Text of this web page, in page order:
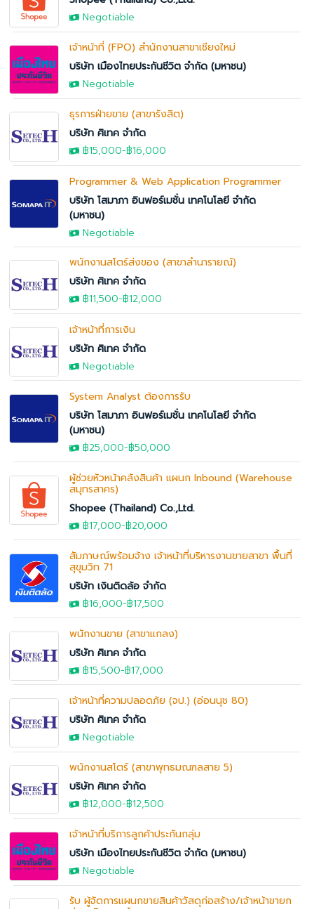
Negotiable
เจ้าหน้าที่ (FPO) สำนักงานสาขาเชียงใหม่
บริษัท เมืองไทยประกันชีวิต จำกัด (มหาชน)
Negotiable
ธุรการฝ่ายขาย (สาขารังสิต)
บริษัท ศิเทค จำกัด
฿15,000-฿16,000
Programmer & Web Application Programmer
บริษัท โสมาภา อินฟอร์เมชั่น เทคโนโลยี จำกัด
(มหาชน)
Negotiable
พนักงานสโตร์ส่งของ (สาขาลำนารายณ์)
บริษัท ศิเทค จำกัด
฿11,500-฿12,000
เจ้าหน้าที่การเงิน
บริษัท ศิเทค จำกัด
Negotiable
System Analyst ต้องการรับ
บริษัท โสมาภา อินฟอร์เมชั่น เทคโนโลยี จำกัด
(มหาชน)
฿25,000-฿50,000
ผู้ช่วยหัวหน้าคลังสินค้า แผนก Inbound (Warehouse
สมุทรสาคร)
Shopee (Thailand) Co.,Ltd.
฿17,000-฿20,000
สัมภาษณ์พร้อมจ้าง เจ้าหน้าที่บริหารงานขายสาขา พื้นที่
สุขุมวิท 71
บริษัท เงินติดล้อ จำกัด
฿16,000-฿17,500
พนักงานขาย (สาขาแกลง)
บริษัท ศิเทค จำกัด
฿15,500-฿17,000
เจ้าหน้าที่ความปลอดภัย (จป.) (อ่อนนุช 80)
บริษัท ศิเทค จำกัด
Negotiable
พนักงานสโตร์ (สาขาพุทธมณฑลสาย 5)
บริษัท ศิเทค จำกัด
฿12,000-฿12,500
เจ้าหน้าที่บริการลูกค้าประกันกลุ่ม
บริษัท เมืองไทยประกันชีวิต จำกัด (มหาชน)
Negotiable
รับ ผู้จัดการแผนกขายสินค้าวัสดุก่อสร้าง/เจ้าหน้าขายก